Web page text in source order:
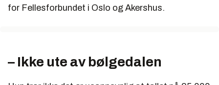
for Fellesforbundet i Oslo og Akershus.
– Ikke ute av bølgedalen